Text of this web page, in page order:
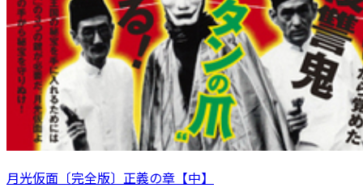
月光仮面〔完全版〕正義の章【中】